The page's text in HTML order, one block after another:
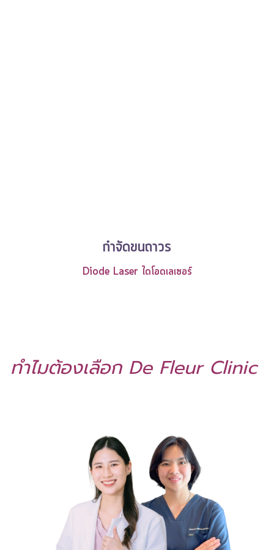
กำจัดขนถาวร
Diode Laser ไดโอดเลเซอร์
ทำไมต้องเลือก De Fleur Clinic